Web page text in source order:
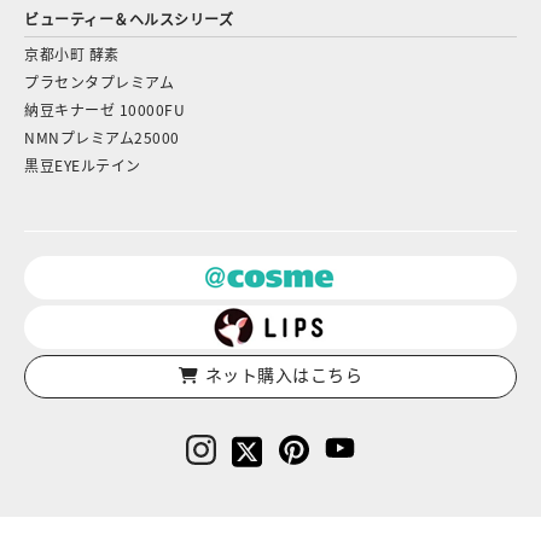
ビューティー＆ヘルスシリーズ
京都小町 酵素
プラセンタプレミアム
納豆キナーゼ 10000FU
NMNプレミアム25000
黒豆EYEルテイン
ネット購入はこちら